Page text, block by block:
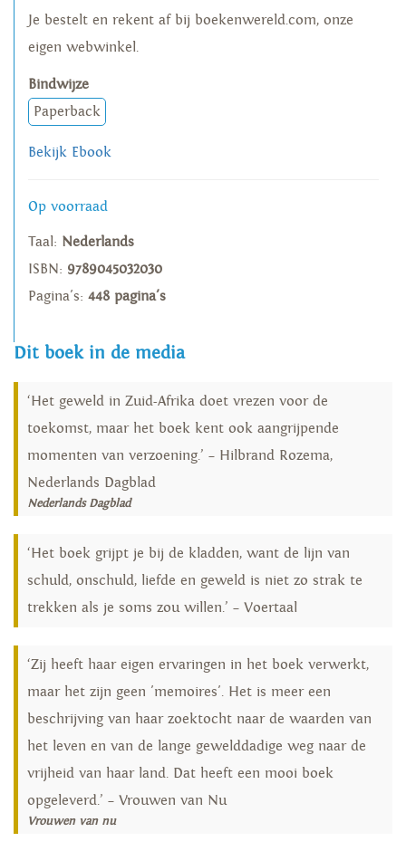
Je bestelt en rekent af bij boekenwereld.com, onze
eigen webwinkel.
Bindwijze
Paperback
Bekijk Ebook
Op voorraad
Taal: Nederlands
ISBN: 9789045032030
Pagina's: 448 pagina's
Dit boek in de media
‘Het geweld in Zuid-Afrika doet vrezen voor de
toekomst, maar het boek kent ook aangrijpende
momenten van verzoening.’ – Hilbrand Rozema,
Nederlands Dagblad
Nederlands Dagblad
‘Het boek grijpt je bij de kladden, want de lijn van
schuld, onschuld, liefde en geweld is niet zo strak te
trekken als je soms zou willen.’ – Voertaal
‘Zij heeft haar eigen ervaringen in het boek verwerkt,
maar het zijn geen 'memoires'. Het is meer een
beschrijving van haar zoektocht naar de waarden van
het leven en van de lange gewelddadige weg naar de
vrijheid van haar land. Dat heeft een mooi boek
opgeleverd.’ – Vrouwen van Nu
Vrouwen van nu